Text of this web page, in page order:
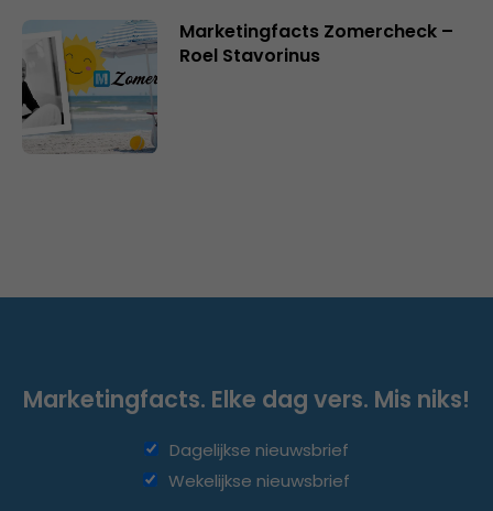
Marketingfacts Zomercheck –
Roel Stavorinus
Marketingfacts. Elke dag vers. Mis niks!
Dagelijkse nieuwsbrief
Wekelijkse nieuwsbrief